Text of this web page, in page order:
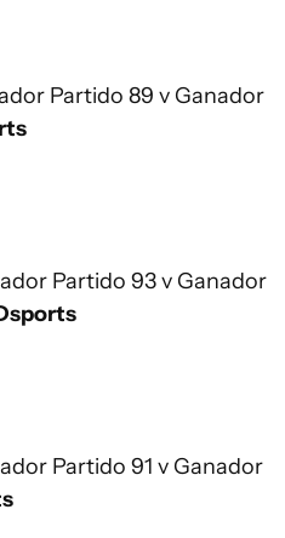
Partido 89 v Ganador
Partido 93 v Ganador
Partido 91 v Ganador